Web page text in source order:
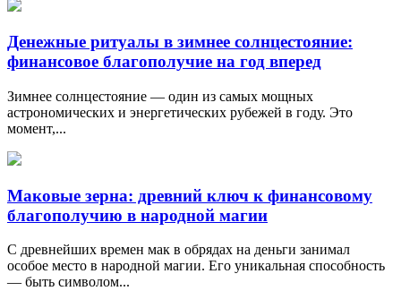
Денежные ритуалы в зимнее солнцестояние:
финансовое благополучие на год вперед
Зимнее солнцестояние — один из самых мощных
астрономических и энергетических рубежей в году. Это
момент,...
Маковые зерна: древний ключ к финансовому
благополучию в народной магии
С древнейших времен мак в обрядах на деньги занимал
особое место в народной магии. Его уникальная способность
— быть символом...